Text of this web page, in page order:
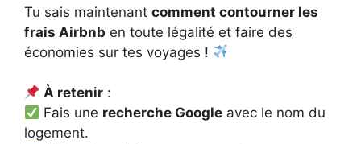
Tu sais maintenant comment contourner les
frais Airbnb en toute légalité et faire des
économies sur tes voyages !
À retenir :
Fais une recherche Google avec le nom du
logement.